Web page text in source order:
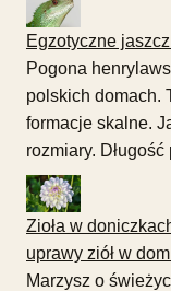
Egzotyczne
Pogona
polskich domach.
formacje skalne.
rozmiary.
Zioła w
uprawy ziół w
Marzysz o